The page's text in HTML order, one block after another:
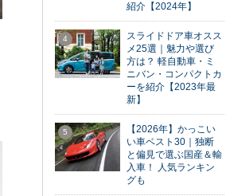
紹介【2024年】
4
スライドドア車オスス
メ25選｜魅力や選び
方は？ 軽自動車・ミ
ニバン・コンパクトカ
ーを紹介【2023年最
新】
5
【2026年】かっこい
い車ベスト30｜独断
と偏見で選ぶ国産＆輸
入車！ 人気ランキン
グも